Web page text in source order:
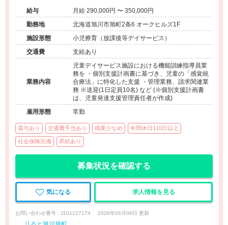
成長を共有する風土◆退職金制度あり
給与
月給 290,000円 〜 350,000円
勤務地
北海道旭川市旭町2条6 オークヒルズ1F
施設形態
小児療育（放課後等デイサービス）
交通費
支給あり
業務内容
児童デイサービス施設における機能訓練指導員業
務を ・個別支援計画書に基づき、児童の「感覚統
合療法」に特化した支援 ・管理業務、請求関連業
務 ※送迎(1日定員10名) など (※個別支援計画書
は、児童発達支援管理責任者が作成)
雇用形態
常勤
賞与あり 交通費手当あり 残業少なめ 年間休日110日以上
社会保険完備 昇給あり
募集状況を確認する
気になる 求人情報を見る
お問い合わせ番号 : J101227174 2026年06月09日 更新